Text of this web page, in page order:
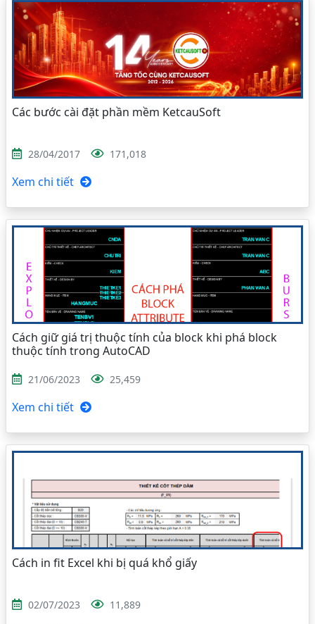
Các bước cài đặt phần mềm KetcauSoft
28/04/2017 171,018
Xem chi tiết
Cách giữ giá trị thuộc tính của block khi phá block
thuộc tính trong AutoCAD
21/06/2023 25,459
Xem chi tiết
Cách in fit Excel khi bị quá khổ giấy
02/07/2023 11,889